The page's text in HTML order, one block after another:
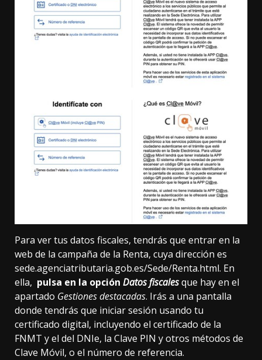
Para ver tus datos fiscales, tendrás que entrar en la
web de la campaña de la Renta, cuya dirección es
sede.agenciatributaria.gob.es/Sede/Renta.html. En
ella, pulsa en la opción Datos fiscalesque hay en el
apartado Gestiones destacadas. Irás a una pantalla
donde tendrás que iniciar sesión usando tu
certificado digital, incluyendo el certificado de la
FNMT y el del DNIe, la Clave PIN y otros métodos de
Clave Móvil, o el número de referencia.